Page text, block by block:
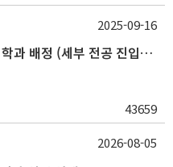
(10/28 ~ 11/12) 2026년 1학기 학과 배정 (세부 전공 진입) 안내
43659
2025-09-16
2026-08-05